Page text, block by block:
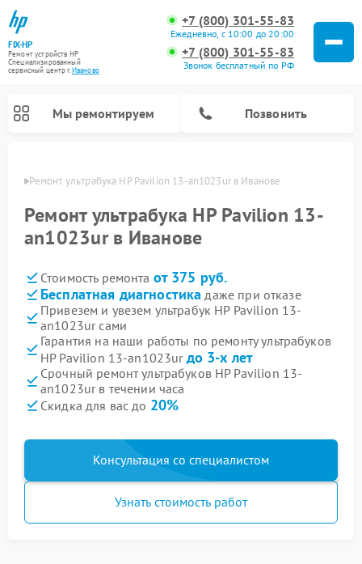
FIX-HP
Ремонт устройств HP
Специализированный
cервисный центр г.Иваново
+7 (800) 301-55-83
Ежедневно, с 10:00 до 20:00
+7 (800) 301-55-83
Звонок бесплатный по РФ
Мы ремонтируем Позвонить
Ремонт ультрабука HP Pavilion 13-an1023ur в Иванове
Ремонт ультрабука HP Pavilion 13-
an1023ur в Иванове
Стоимость ремонта от 375 руб.
Бесплатная диагностика даже при отказе
Привезем и увезем ультрабук HP Pavilion 13-
an1023ur сами
Гарантия на наши работы по ремонту ультрабуков
HP Pavilion 13-an1023ur до 3-х лет
Срочный ремонт ультрабуков HP Pavilion 13-
an1023ur в течении часа
Скидка для вас до 20%
Консультация со специалистом
Узнать стоимость работ